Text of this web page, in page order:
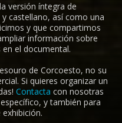
versión íntegra de
castellano, así como una
y que compartimos
información sobre
el documental.
de Corcoesto, no su
Si quieres organizar un
Contacta con nosotras
y también para